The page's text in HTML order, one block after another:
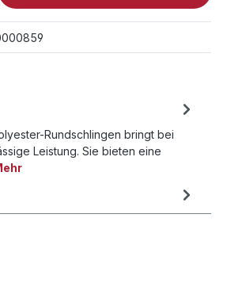
Rundschlingen bringt bei
Leistung. Sie bieten eine